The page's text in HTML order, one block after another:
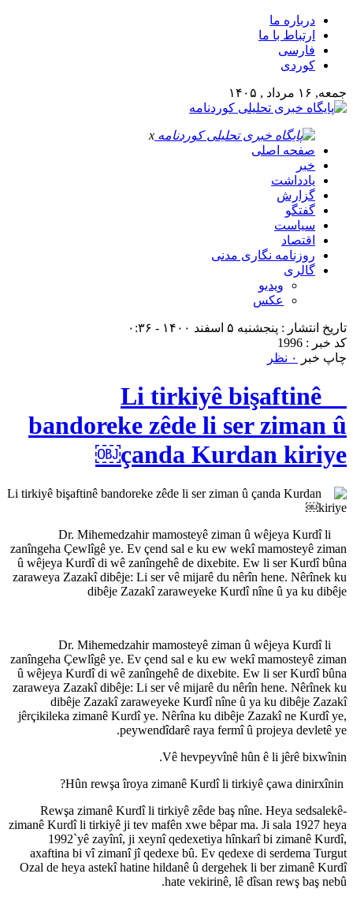
درباره ما
ارتباط با ما
فارسی
کوردی
جمعه, ۱۶ مرداد , ۱۴۰۵
x
صفحه اصلی
خبر
یادداشت
گزارش
گفتگو
سیاست
اقتصاد
روزنامه نگاری مدنی
گالری
ویدیو
عکس
تاریخ انتشار : پنجشنبه ۵ اسفند ۱۴۰۰ - ۰:۳۶
کد خبر : 1996
چاپ خبر
۰ نظر
Li tirkiyê bişaftinê
bandoreke zêde li ser ziman û
çanda Kurdan kiriye￼
Dr. Mihemedzahir mamosteyê ziman û wêjeya Kurdî li
zanîngeha Çewlîgê ye. Ev çend sal e ku ew wekî mamosteyê ziman
û wêjeya Kurdî di wê zanîngehê de dixebite. Ew li ser Kurdî bûna
zaraweya Zazakî dibêje: Li ser vê mijarê du nêrîn hene. Nêrînek ku
dibêje Zazakî zaraweyeke Kurdî nîne û ya ku dibêje
Dr. Mihemedzahir mamosteyê ziman û wêjeya Kurdî li
zanîngeha Çewlîgê ye. Ev çend sal e ku ew wekî mamosteyê ziman
û wêjeya Kurdî di wê zanîngehê de dixebite. Ew li ser Kurdî bûna
zaraweya Zazakî dibêje: Li ser vê mijarê du nêrîn hene. Nêrînek ku
dibêje Zazakî zaraweyeke Kurdî nîne û ya ku dibêje Zazakî
jêrçikileka zimanê Kurdî ye. Nêrîna ku dibêje Zazakî ne Kurdî ye,
peywendîdarê raya fermî û projeya devletê ye.
Vê hevpeyvînê hûn ê li jêrê bixwînin.
-Rewşa zimanê Kurdî li tirkiyê zêde baş nîne. Heya sedsalekê
zimanê Kurdî li tirkiyê ji tev mafên xwe bêpar ma. Ji sala 1927 heya
1992`yê zayînî, ji xeynî qedexetiya hînkarî bi zimanê Kurdî,
axaftina bi vî zimanî jî qedexe bû. Ev qedexe di serdema Turgut
Ozal de heya astekî hatine hildanê û dergehek li ber zimanê Kurdî
hate vekirinê, lê dîsan rewş baş nebû.